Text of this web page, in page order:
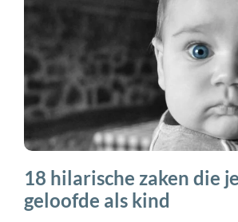
18 hilarische zaken die
geloofde als kind